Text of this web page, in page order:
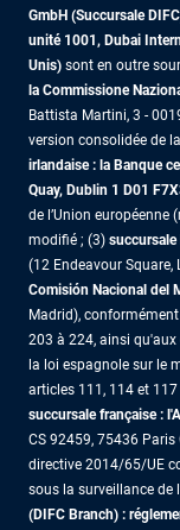
GmbH (Succursale
unité 1001, Dubai
Unis) sont en outre
la Commissione
Battista Martini, 3 -
version consolidée de
irlandaise : la Banque
Quay, Dublin 1 D01
de l’Union européenne
modifié ; (3)
(12 Endeavour Square,
Comisión Nacional del
Madrid),
203 à 224, ainsi
la loi espagnole sur le
articles 111, 114 et
succursale française :
CS 92459, 75436
directive 2014/65/UE
sous la surveillance de
(DIFC Branch) :